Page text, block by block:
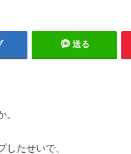
送る
たせいで、